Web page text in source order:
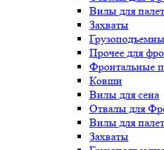
Вилы для
Захваты
Прочее для
Фронтальные
Ковши
Вилы для сена
Отвалы для
Вилы для
Захваты